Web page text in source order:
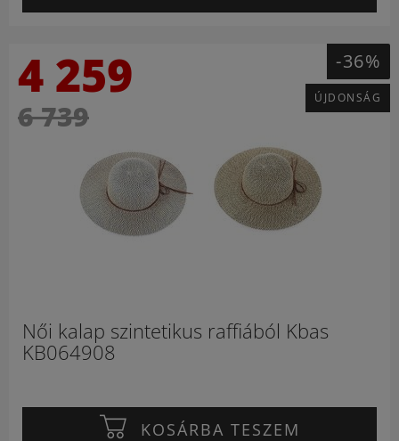
4 259
6 739
-36%
ÚJDONSÁG
Női kalap szintetikus raffiából Kbas
KB064908
KOSÁRBA TESZEM